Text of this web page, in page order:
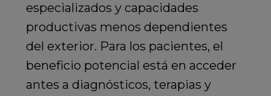
especializados y capacidades
productivas menos dependientes
del exterior. Para los pacientes, el
beneficio potencial está en acceder
antes a diagnósticos, terapias y